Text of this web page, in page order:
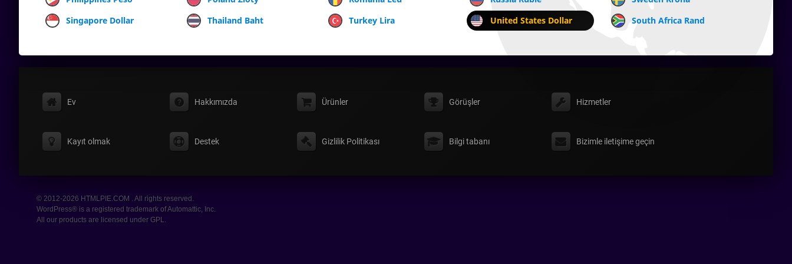
Singapore Dollar
Thailand Baht Turkey Lira United States Dollar South Africa Rand
Ev Hakkımızda Ürünler Görüşler Hizmetler
Kayıt olmak Destek Gizlilik Politikası Bilgi tabanı Bizimle iletişime geçin
© 2012-2026 HTMLPIE.COM . All rights reserved.
WordPress® is a registered trademark of Automattic, Inc.
All our products are licensed under GPL.